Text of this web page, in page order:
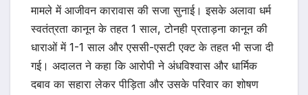
मामले में आजीवन कारावास की सजा सुनाई। इसके अलावा धर्म
स्वतंत्रता कानून के तहत 1 साल, टोनही प्रताड़ना कानून की
धाराओं में 1-1 साल और एससी-एसटी एक्ट के तहत भी सजा दी
गई। अदालत ने कहा कि आरोपी ने अंधविश्वास और धार्मिक
दबाव का सहारा लेकर पीड़िता और उसके परिवार का शोषण